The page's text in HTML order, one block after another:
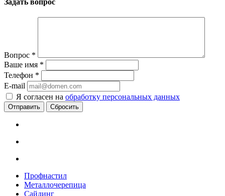
Вопрос *
Ваше имя *
Телефон *
E-mail
Я согласен на обработку персональных данных
Сбросить
Профнастил
Металлочерепица
Сайдинг